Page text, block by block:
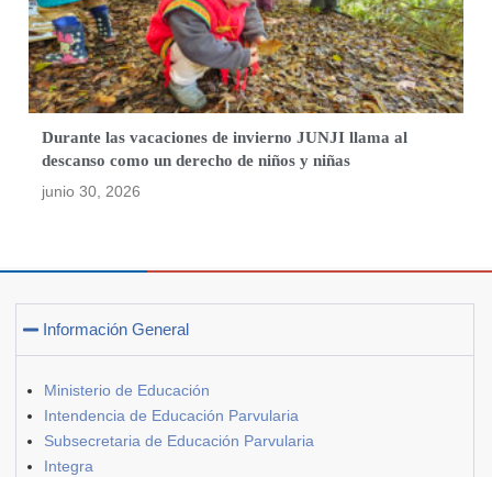
Durante las vacaciones de invierno JUNJI llama al
descanso como un derecho de niños y niñas
junio 30, 2026
Información General
Ministerio de Educación
Intendencia de Educación Parvularia
Subsecretaria de Educación Parvularia
Integra